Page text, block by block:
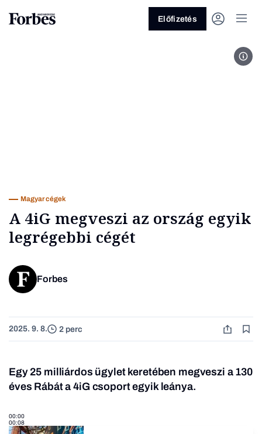
Üzlet
Előfizetés
Magyar cégek
A 4iG megveszi az ország egyik
legrégebbi cégét
Forbes
2025. 9. 8. 2 perc
Egy 25 milliárdos ügylet keretében megveszi a 130
éves Rábát a 4iG csoport egyik leánya.
00:00
00:08